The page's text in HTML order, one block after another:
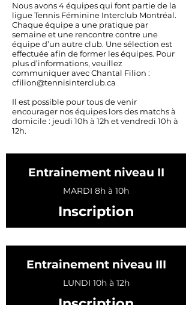
Nous avons 4 équipes qui font partie de la
ligue Tennis Féminine Interclub Montréal.
Chaque équipe a une pratique par
semaine et une rencontre contre une
équipe d’un autre club. Une sélection est
effectuée afin de former les équipes. Pour
plus d’informations, veuillez
communiquer avec Chantal Filion :
cfilion@tennisinterclub.ca
Il est possible pour tous de venir
encourager nos équipes lors des matchs à
domicile : jeudi 10h à 12h et vendredi 10h à
12h.
Entrainement niveau II
MARDI 8h à 10h
Inscription
Entrainement niveau III
LUNDI 10h à 12h
Inscription